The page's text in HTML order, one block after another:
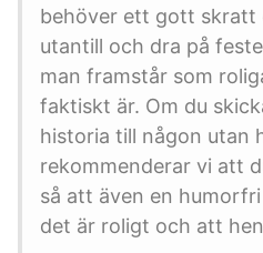
behöver ett gott skratt
utantill och dra på
man framstår som
faktiskt är. Om du
historia till någon utan
rekommenderar vi att
så att även en
det är roligt och att